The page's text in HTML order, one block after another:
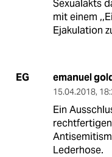
Sexualakts
mit einem
Ejakulation
EG emanuel
15.04.2018,
Ein
Lederhose.